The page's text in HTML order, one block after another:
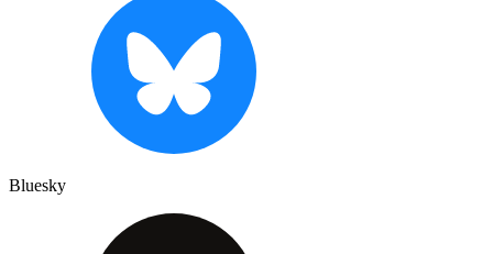
Bluesky